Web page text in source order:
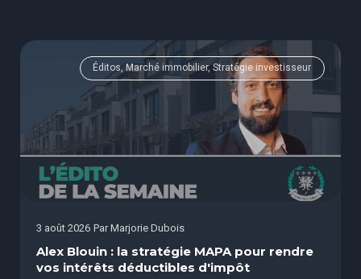
Éditos, Marché immobilier, Stratégie investisseur
3 août 2026 Par Marjorie Dubois
Alex Blouin : la stratégie MAPA pour rendre
vos intérêts déductibles d'impôt